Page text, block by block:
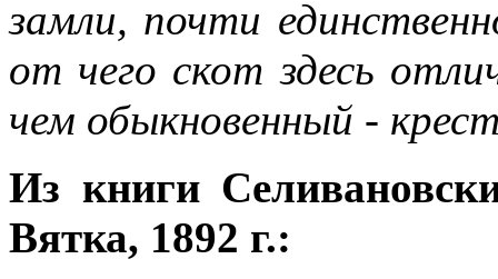
замли, почти
от чего скот здесь
чем обыкновенный -
Из книги
Вятка, 1892 г.: